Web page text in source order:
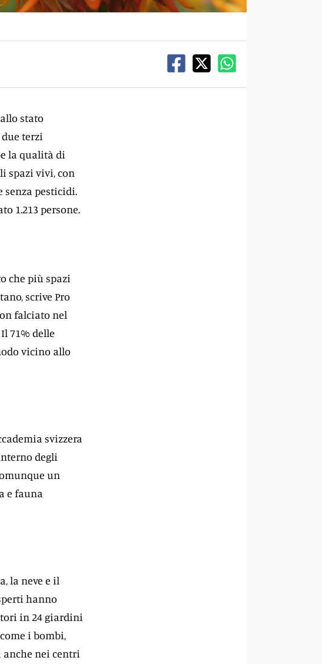
stato
terzi
la qualità di
spazi vivi, con
pesticidi.
1.213 persone.
che più spazi
scrive Pro
falciato nel
71% delle
vicino allo
svizzera
degli
un
e fauna
la neve e il
hanno
in 24 giardini
i bombi,
nei centri